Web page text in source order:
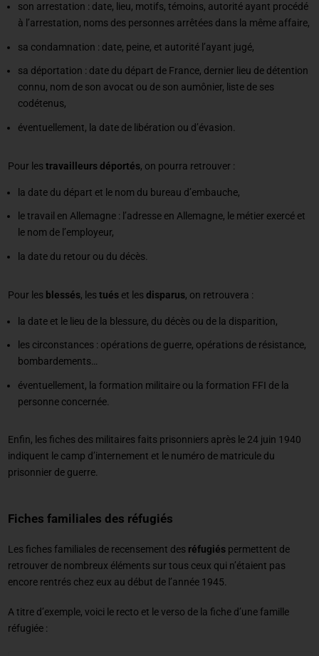
son arrestation : date, lieu, motifs, témoins, autorité ayant procédé
à l’arrestation, noms des personnes arrêtées dans la même affaire,
sa condamnation : date, peine, et autorité l’ayant jugé,
sa déportation : date du départ de France, dernier lieu de détention
connu, nom de son avocat ou de son aumônier, liste de ses
codétenus,
éventuellement, la date de libération ou d’évasion.
Pour lestravailleurs déportés, on pourra retrouver :
la date du départ et le nom du bureau d’embauche,
le travail en Allemagne : l’adresse en Allemagne, le métier exercé et
le nom de l’employeur,
la date du retour ou du décès.
Pour les blessés, lestuéset lesdisparus, on retrouvera :
la date et le lieu de la blessure, du décès ou de la disparition,
les circonstances : opérations de guerre, opérations de résistance,
bombardements…
éventuellement, la formation militaire ou la formation FFI de la
personne concernée.
Enfin, les fiches des militaires faits prisonniers après le 24 juin 1940
indiquent le camp d’internement et le numéro de matricule du
prisonnier de guerre.
Fiches familiales des réfugiés
Les fiches familiales de recensement des réfugiéspermettent de
retrouver de nombreux éléments sur tous ceux qui n’étaient pas
encore rentrés chez eux au début de l’année 1945.
A titre d’exemple, voici le recto et le verso de la fiche d’une famille
réfugiée :